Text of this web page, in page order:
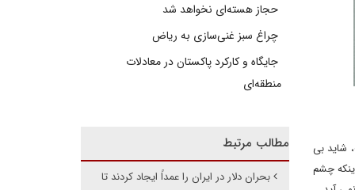
شاید بی
را داشته است. بدتر اینکه چشم
حجاز هسته‌ای نخواهد شد
چراغ سبز غنی‌سازی به ریاض
جایگاه و کارکرد پاکستان در معادلات
منطقه‌ای
مطالب مرتبط
بحران دلار در ایران را عمداً ایجاد کردند تا